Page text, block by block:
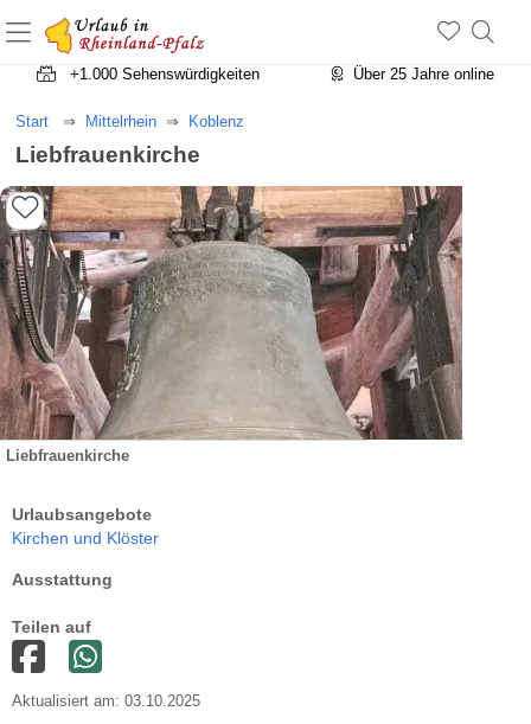
+1.500 Unterkünfte in Rheinland-Pfalz
+1.000 Sehenswürdigkeiten
Über 25 Jahre online
Start Mittelrhein Koblenz
Liebfrauenkirche
Liebfrauenkirche
Urlaubsangebote
Kirchen und Klöster
Ausstattung
Teilen auf
Aktualisiert am: 03.10.2025